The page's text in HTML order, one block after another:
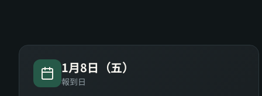
1月8日（五）
報到日